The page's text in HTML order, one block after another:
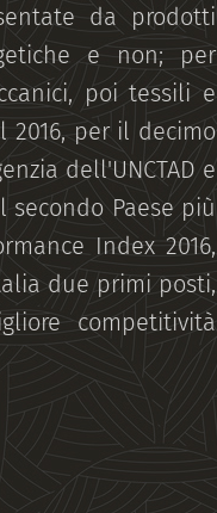
da prodotti
e non; per
poi tessili e
per il decimo
dell'UNCTAD e
Paese più
Index 2016,
due primi posti,
competitività